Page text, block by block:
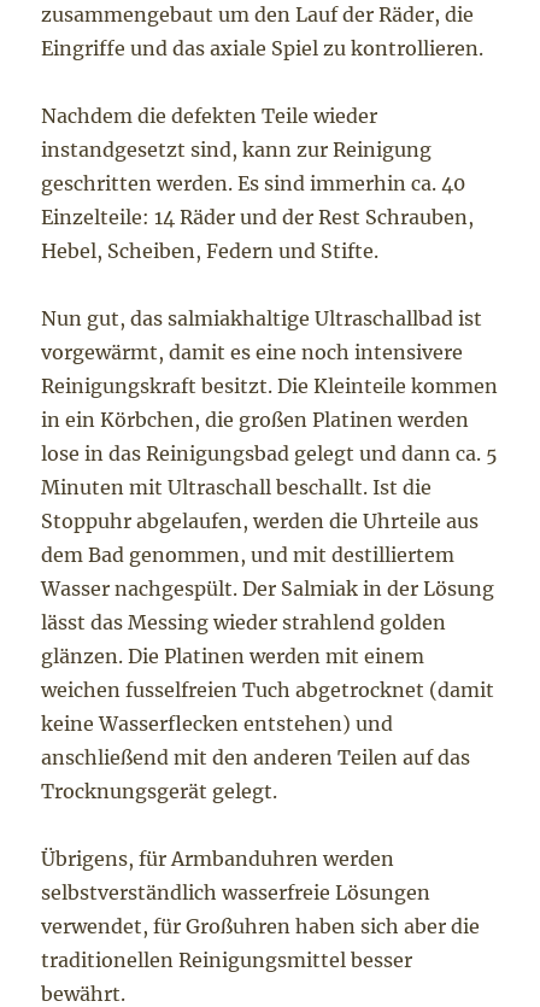
zusammengebaut um den Lauf der Räder, die
Eingriffe und das axiale Spiel zu kontrollieren.
Nachdem die defekten Teile wieder
instandgesetzt sind, kann zur Reinigung
geschritten werden. Es sind immerhin ca. 40
Einzelteile: 14 Räder und der Rest Schrauben,
Hebel, Scheiben, Federn und Stifte.
Nun gut, das salmiakhaltige Ultraschallbad ist
vorgewärmt, damit es eine noch intensivere
Reinigungskraft besitzt. Die Kleinteile kommen
in ein Körbchen, die großen Platinen werden
lose in das Reinigungsbad gelegt und dann ca. 5
Minuten mit Ultraschall beschallt. Ist die
Stoppuhr abgelaufen, werden die Uhrteile aus
dem Bad genommen, und mit destilliertem
Wasser nachgespült. Der Salmiak in der Lösung
lässt das Messing wieder strahlend golden
glänzen. Die Platinen werden mit einem
weichen fusselfreien Tuch abgetrocknet (damit
keine Wasserflecken entstehen) und
anschließend mit den anderen Teilen auf das
Trocknungsgerät gelegt.
Übrigens, für Armbanduhren werden
selbstverständlich wasserfreie Lösungen
verwendet, für Großuhren haben sich aber die
traditionellen Reinigungsmittel besser
bewährt.